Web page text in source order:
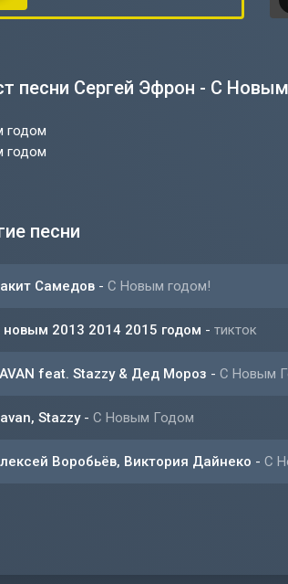
песни Сергей Эфрон - С
годом
годом
песни
Самедов - С Новым годом!
новым 2013 2014 2015 годом - тикток
feat. Stazzy & Дед Мороз - С Новым
Stazzy- С Новым Годом
Воробьёв, Виктория Дайнеко - С